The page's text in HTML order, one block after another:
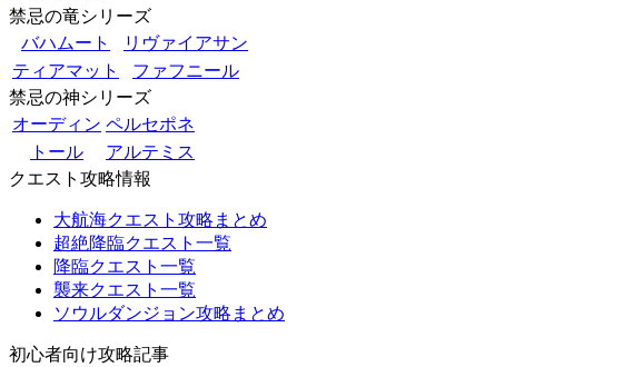
禁忌の竜シリーズ
バハムート
リヴァイアサン
ティアマット
ファフニール
禁忌の神シリーズ
オーディン ペルセポネ
トール
アルテミス
クエスト攻略情報
大航海クエスト攻略まとめ
超絶降臨クエスト一覧
降臨クエスト一覧
襲来クエスト一覧
ソウルダンジョン攻略まとめ
初心者向け攻略記事